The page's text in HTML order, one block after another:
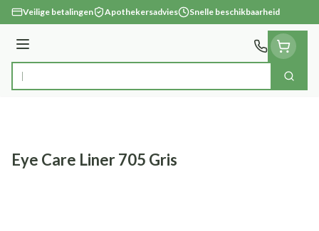
Ga naar de inhoud
Veilige betalingen Apothekersadvies Snelle beschikbaarheid
Menu
Product, merk, categorie... Zoek
Eye Care Liner 705 Gris